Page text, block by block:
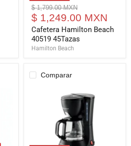
Cafetera
Hamilton
Beach
40519
45Tazas
Precio
original
$ 1,799.00 MXN
Precio
actual
$ 1,249.00 MXN
Cafetera Hamilton Beach
40519 45Tazas
Hamilton Beach
Comparar